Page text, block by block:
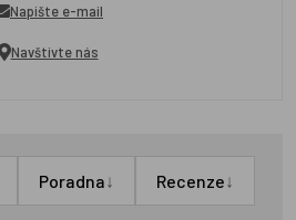
Napište e-mail
Navštivte nás
Poradna↓ Recenze↓